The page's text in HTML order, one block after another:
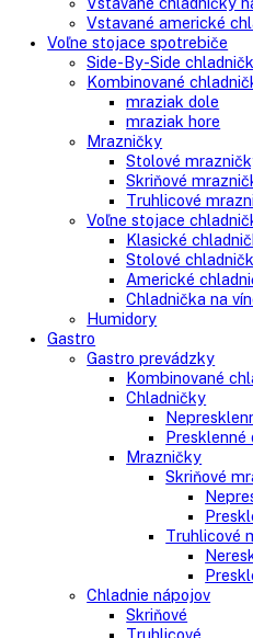
Vstavané spotrebiče
Vstavané
Vstavané
Vstavané
Vstavané
Vstavané
Voľne stojace spotrebiče
Side-By-Side
Kombinované
mraziak dole
mraziak hore
Mrazničky
Stolové
Skriňové
Truhlicové
Voľne stojace
Klasické
Stolové
Americké
Chladnička
Humidory
Gastro prevádzky
Chladničky
Mrazničky